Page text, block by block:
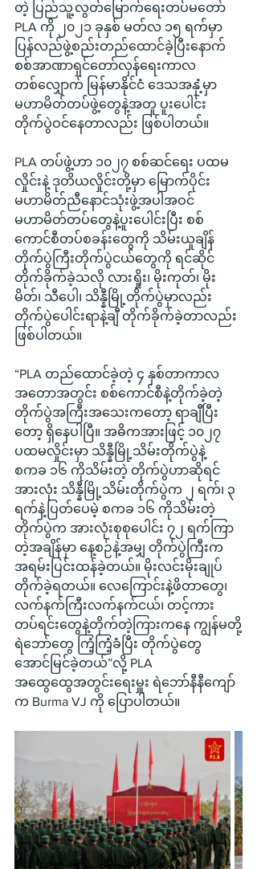
တဲ့ ပြည်သူ့လွတ်မြောက်ရေးတပ်မတော်
PLA ကို ၂၀၂၁ ခုနှစ် မတ်လ ၁၅ ရက်မှာ
ပြန်လည်ဖွဲ့စည်းတည်ထောင်ခဲ့ပြီးနောက်
စစ်အာဏာရှင်တော်လှန်ရေးကာလ
တစ်လျှောက် မြန်မာနိုင်ငံ ဒေသအနှံ့မှာ
မဟာမိတ်တပ်ဖွဲ့တွေနဲ့အတူ ပူးပေါင်း
တိုက်ပွဲဝင်နေတာလည်း ဖြစ်ပါတယ်။
PLA တပ်ဖွဲ့ဟာ ၁၀၂၇ စစ်ဆင်ရေး ပထမ
လှိုင်းနဲ့ ဒုတိယလှိုင်းတို့မှာ မြောက်ပိုင်း
မဟာမိတ်ညီနောင်သုံးဖွဲ့အပါအဝင်
မဟာမိတ်တပ်တွေနဲ့ပူးပေါင်းပြီး စစ်
ကောင်စီတပ်စခန်းတွေကို သိမ်းယူချိန်
တိုက်ပွဲကြီးတိုက်ပွဲငယ်တွေကို ရင်ဆိုင်
တိုက်ခိုက်ခဲ့သလို လားရှိုး၊ မိုးကုတ်၊ မိုး
မိတ်၊ သီပေါ၊ သိန္နီမြို့တိုက်ပွဲမှာလည်း
တိုက်ပွဲပေါင်းရာနဲ့ချီ တိုက်ခိုက်ခဲ့တာလည်း
ဖြစ်ပါတယ်။
“PLA တည်ထောင်ခဲ့တဲ့ ၄ နှစ်တာကာလ
အတောအတွင်း စစ်ကောင်စီနဲ့တိုက်ခဲ့တဲ့
တိုက်ပွဲအကြီးအသေးကတော့ ရာချီပြီး
တော့ ရှိနေပါပြီ။ အဓိကအားဖြင့် ၁၀၂၇
ပထမလှိုင်းမှာ သိန္နီမြို့သိမ်းတိုက်ပွဲနဲ့
စကခ ၁၆ ကိုသိမ်းတဲ့ တိုက်ပွဲဟာဆိုရင်
အားလုံး သိန္နီမြို့သိမ်းတိုက်ပွဲက ၂ ရက်၊ ၃
ရက်နဲ့ပြတ်ပေမဲ့ စကခ ၁၆ ကိုသိမ်းတဲ့
တိုက်ပွဲက အားလုံးစုစုပေါင်း ၇၂ ရက်ကြာ
တဲ့အချိန်မှာ နေ့စဉ်နဲ့အမျှ တိုက်ပွဲကြီးက
အရမ်းပြင်းထန်ခဲ့တယ်။ မိုးလင်းမိုးချုပ်
တိုက်ခဲ့ရတယ်။ လေကြောင်းနဲ့ဖိတာတွေ၊
လက်နက်ကြီးလက်နက်ငယ်၊ တင့်ကား
တပ်ရင်းတွေနဲ့တိုက်တဲ့ကြားကနေ ကျွန်မတို့
ရဲဘော်တွေ ကြံ့ကြံ့ခံပြီး တိုက်ပွဲတွေ
အောင်မြင်ခဲ့တယ်”လို့ PLA
အထွေထွေအတွင်းရေးမှူး ရဲဘော်နီနီကျော်
က Burma VJ ကို ပြောပါတယ်။